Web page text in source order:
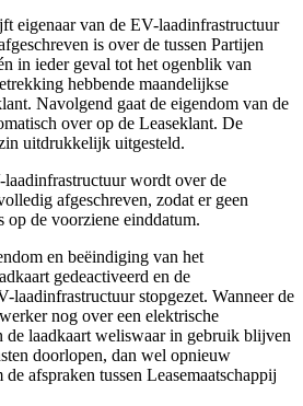
eigenaar van de EV-laadinfrastructuur
is over de tussen Partijen
in ieder geval tot het ogenblik van
hebbende maandelijkse
Navolgend gaat de eigendom van de
over op de Leaseklant. De
uitdrukkelijk uitgesteld.
wordt over de
afgeschreven, zodat er geen
op de voorziene einddatum.
en beëindiging van het
gedeactiveerd en de
laadinfrastructuur stopgezet. Wanneer de
nog over een elektrische
de laadkaart weliswaar in gebruik blijven
doorlopen, dan wel opnieuw
afspraken tussen Leasemaatschappij